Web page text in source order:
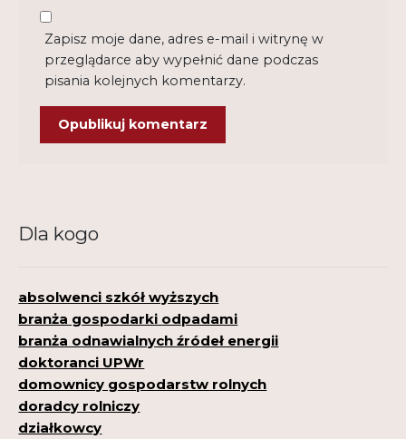
Zapisz moje dane, adres e-mail i witrynę w
przeglądarce aby wypełnić dane podczas
pisania kolejnych komentarzy.
Dla kogo
absolwenci szkół wyższych
branża gospodarki odpadami
branża odnawialnych źródeł energii
doktoranci UPWr
domownicy gospodarstw rolnych
doradcy rolniczy
działkowcy